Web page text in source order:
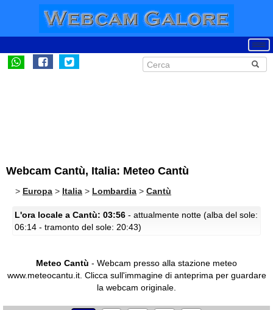
Webcam Cantù, Italia: Meteo Cantù
> Europa > Italia > Lombardia > Cantù
L'ora locale a Cantù: 03:56 - attualmente notte (alba del sole:
06:14 - tramonto del sole: 20:43)
Meteo Cantù - Webcam presso alla stazione meteo
www.meteocantu.it. Clicca sull'immagine di anteprima per guardare
la webcam originale.